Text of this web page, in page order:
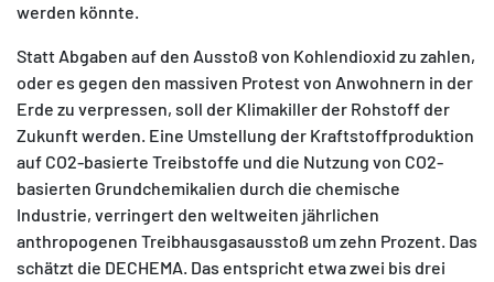
werden könnte.
Statt Abgaben auf den Ausstoß von Kohlendioxid zu zahlen,
oder es gegen den massiven Protest von Anwohnern in der
Erde zu verpressen, soll der Klimakiller der Rohstoff der
Zukunft werden. Eine Umstellung der Kraftstoffproduktion
auf CO2-basierte Treibstoffe und die Nutzung von CO2-
basierten Grundchemikalien durch die chemische
Industrie, verringert den weltweiten jährlichen
anthropogenen Treibhausgasausstoß um zehn Prozent. Das
schätzt die DECHEMA. Das entspricht etwa zwei bis drei
MATOMO (INTERNE STATISTIK)
Statistik Cookies erfassen Informationen anonym.
Diese Informationen helfen uns zu verstehen, wie
unsere Besucher unsere Website nutzen.
Matomo